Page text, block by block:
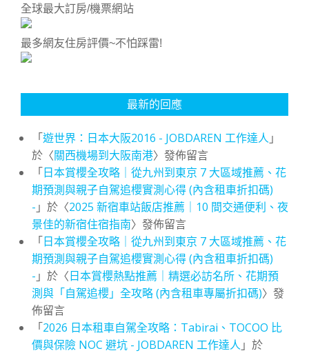
全球最大訂房/機票網站
最多網友住房評價~不怕踩雷!
最新的回應
「遊世界：日本大阪2016 - JOBDAREN 工作達人 」
於〈關西機場到大阪南港〉發佈留言
「日本賞櫻全攻略｜從九州到東京 7 大區域推薦、花
期預測與親子自駕追櫻實測心得 (內含租車折扣碼)
- 」於〈2025 新宿車站飯店推薦｜10 間交通便利、夜
景佳的新宿住宿指南〉發佈留言
「日本賞櫻全攻略｜從九州到東京 7 大區域推薦、花
期預測與親子自駕追櫻實測心得 (內含租車折扣碼)
- 」於〈日本賞櫻熱點推薦｜精選必訪名所、花期預
測與「自駕追櫻」全攻略 (內含租車專屬折扣碼)〉發
佈留言
「2026 日本租車自駕全攻略：Tabirai、TOCOO 比
價與保險 NOC 避坑 - JOBDAREN 工作達人 」於